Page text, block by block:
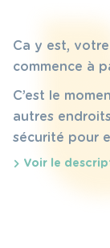
Ca y est,
commence à
C’est le
autres
sécurité pour
Voir le